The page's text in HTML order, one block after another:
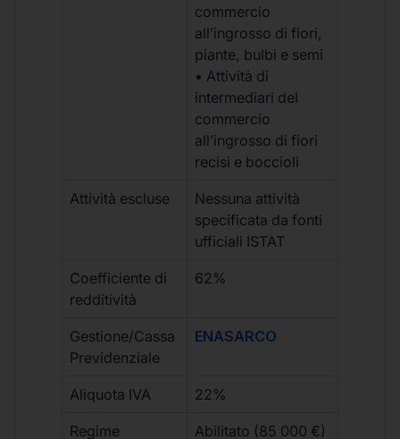
commercio
all’ingrosso di fiori,
piante, bulbi e semi
• Attività di
intermediari del
commercio
all’ingrosso di fiori
recisi e boccioli
Attività escluse
Nessuna attività
specificata da fonti
ufficiali ISTAT
Coefficiente di
redditività
62%
Gestione/Cassa
Previdenziale
ENASARCO
Aliquota IVA 22%
Regime
Abilitato (85 000 €)